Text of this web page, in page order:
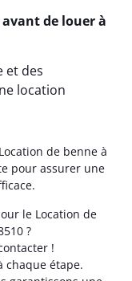
de louer à
et des
location
de benne à
pour assurer une
le Location de
?
!
chaque étape.